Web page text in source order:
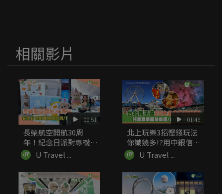
相關影片
00:51
長榮航空開航30周
年！紀念日派對專機飛
台灣 登機...
U Travel ...
01:46
北上玩樂3招慳錢玩法
你識幾多!?用中銀信用
卡簽賬...
U Travel ...